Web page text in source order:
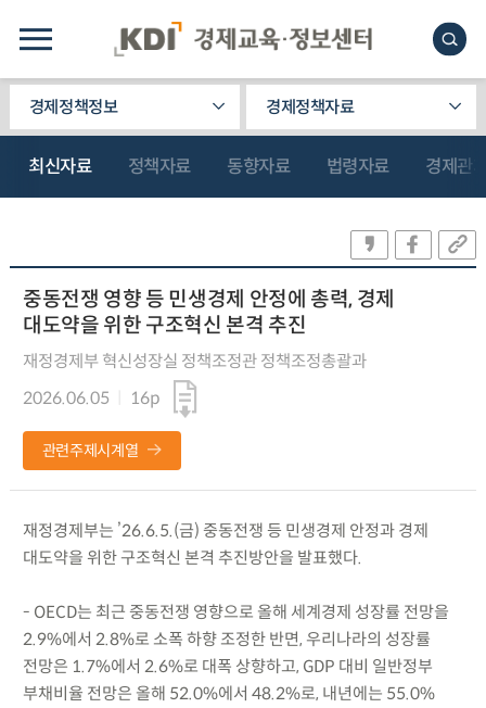
경제정책정보 경제정책자료
최신자료 정책자료 동향자료 법령자료 경제관
중동전쟁 영향 등 민생경제 안정에 총력, 경제
대도약을 위한 구조혁신 본격 추진
재정경제부 혁신성장실 정책조정관 정책조정총괄과
2026.06.05
16p
관련주제시계열
재정경제부는 ’26.6.5.(금) 중동전쟁 등 민생경제 안정과 경제
대도약을 위한 구조혁신 본격 추진방안을 발표했다.
- OECD는 최근 중동전쟁 영향으로 올해 세계경제 성장률 전망을
2.9%에서 2.8%로 소폭 하향 조정한 반면, 우리나라의 성장률
전망은 1.7%에서 2.6%로 대폭 상향하고, GDP 대비 일반정부
부채비율 전망은 올해 52.0%에서 48.2%로, 내년에는 55.0%